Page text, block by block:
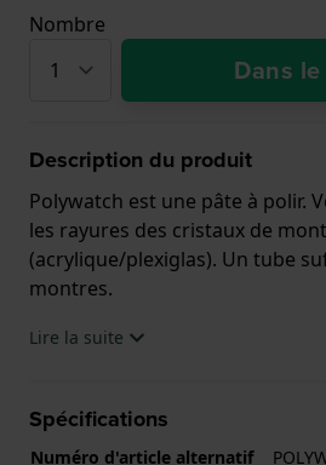
Nombre
Dans
Description du produit
Polywatch est une pâte à polir.
les rayures des cristaux de
(acrylique/plexiglas). Un tube
montres.
Lire la suite
Spécifications
Numéro d'article alternatif